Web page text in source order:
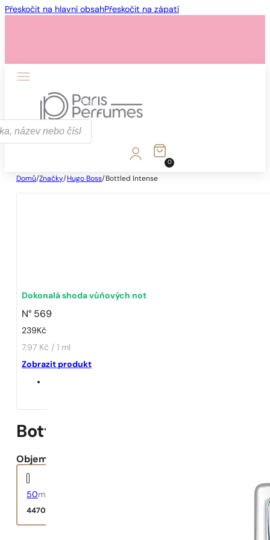
Přeskočit na hlavní obsahPřeskočit na zápatí
1 - 3 ks
0
Domů/Značky/ Hugo Boss/ Bottled Intense
Dokonalá shoda vůňových not
N° 569
239 Kč
7,97 Kč / 1 ml
Zobrazit produkt
Bottled Intense
Objem:
50ml
4470